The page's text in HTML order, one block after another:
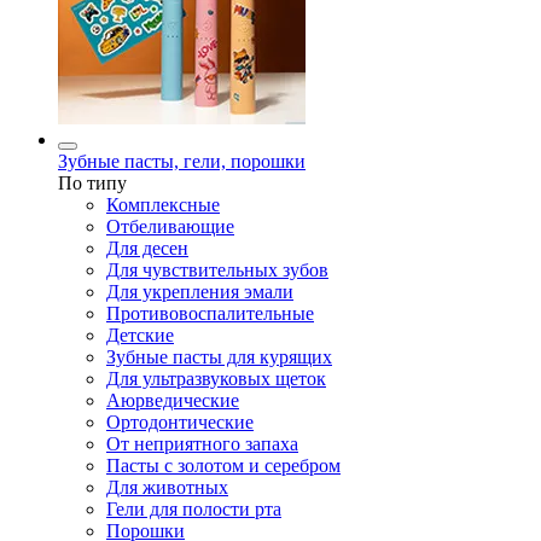
Зубные пасты, гели, порошки
По типу
Комплексные
Отбеливающие
Для десен
Для чувствительных зубов
Для укрепления эмали
Противовоспалительные
Детские
Зубные пасты для курящих
Для ультразвуковых щеток
Аюрведические
Ортодонтические
От неприятного запаха
Пасты с золотом и серебром
Для животных
Гели для полости рта
Порошки